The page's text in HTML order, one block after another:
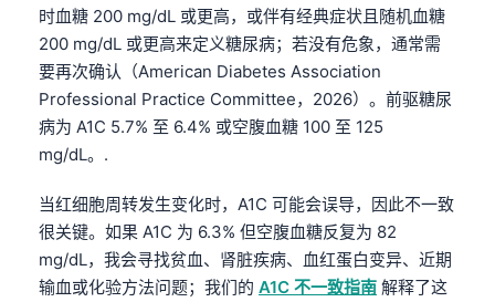
时血糖 200 mg/dL 或更高，或伴有经典症状且随机血糖
200 mg/dL 或更高来定义糖尿病；若没有危象，通常需
要再次确认（American Diabetes Association
Professional Practice Committee，2026）。前驱糖尿
病为 A1C 5.7% 至 6.4% 或空腹血糖 100 至 125
mg/dL。.
当红细胞周转发生变化时，A1C 可能会误导，因此不一致
很关键。如果 A1C 为 6.3% 但空腹血糖反复为 82
mg/dL，我会寻找贫血、肾脏疾病、血红蛋白变异、近期
输血或化验方法问题；我们的 A1C 不一致指南 解释了这
ქართული
Русский
Lietuvių kalba
한국어
Slovenščina
Magyar
Shqip